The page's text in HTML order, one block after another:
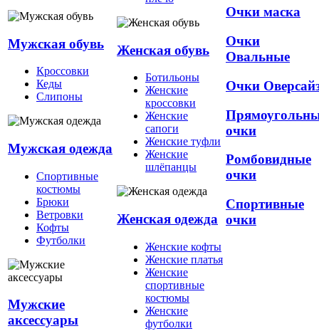
Мужская обувь
Кроссовки
Кеды
Слипоны
Мужская одежда
Спортивные
костюмы
Брюки
Ветровки
Кофты
Футболки
Мужские
аксессуары
Женская обувь
Ботильоны
Женские
кроссовки
Женские
сапоги
Женские туфли
Женские
шлёпанцы
Женская одежда
Женские кофты
Женские платья
Женские
спортивные
костюмы
Женские
футболки
Очки маска
Очки
Овальные
Очки
очки
Ромбовидные
очки
Спортивные
очки